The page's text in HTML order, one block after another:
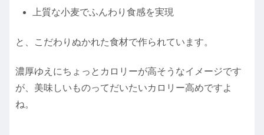
上質な小麦でふんわり食感を実現
と、こだわりぬかれた食材で作られています。
濃厚ゆえにちょっとカロリーが高そうなイメージです
が、美味しいものってだいたいカロリー高めですよ
ね。